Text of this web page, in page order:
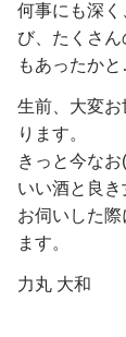
何事にも深
び、たくさ
もあったか
生前、大変
ります。
きっと今な
いい酒と良き
お伺いした
ます。
力丸 大和